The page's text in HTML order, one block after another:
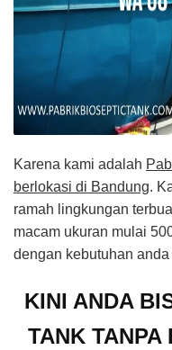
Karena kami adalah
berlokasi di Bandung.
ramah lingkungan
macam ukuran mulai
dengan kebutuhan anda
KINI ANDA
TANK TANPA